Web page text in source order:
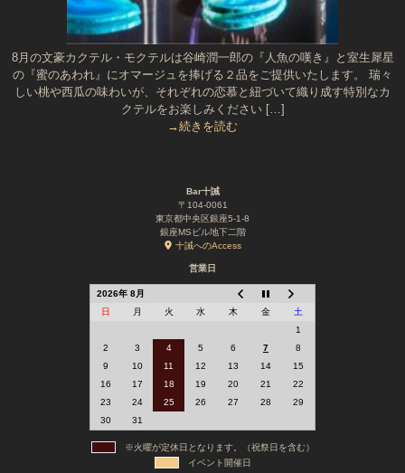
8月の文豪カクテル・モクテルは谷崎潤一郎の『人魚の嘆き』と室生犀星
の『蜜のあわれ』にオマージュを捧げる２品をご提供いたします。 瑞々
しい桃や西瓜の味わいが、それぞれの恋慕と紐づいて織り成す特別なカ
クテルをお楽しみください […]
→続きを読む
Bar十誡
〒104-0061
東京都中央区銀座5-1-8
銀座MSビル地下二階
十誡へのAccess
営業日
2026年 8月
日
月 火 水 木 金
土
1
2
3 4 5 6 7
8
9
10 11 12 13 14
15
16
17 18 19 20 21
22
23
24 25 26 27 28
29
30
31
※火曜が定休日となります。（祝祭日を含む）
イベント開催日